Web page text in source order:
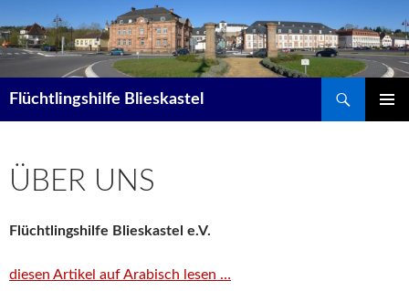
Flüchtlingshilfe Blieskastel
ÜBER UNS
Flüchtlingshilfe Blieskastel e.V.
diesen Artikel auf Arabisch lesen …